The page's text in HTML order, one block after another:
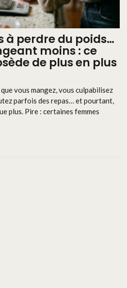
à perdre du poids…
moins : ce
de plus en plus
vous mangez, vous culpabilisez
parfois des repas… et pourtant,
plus. Pire : certaines femmes